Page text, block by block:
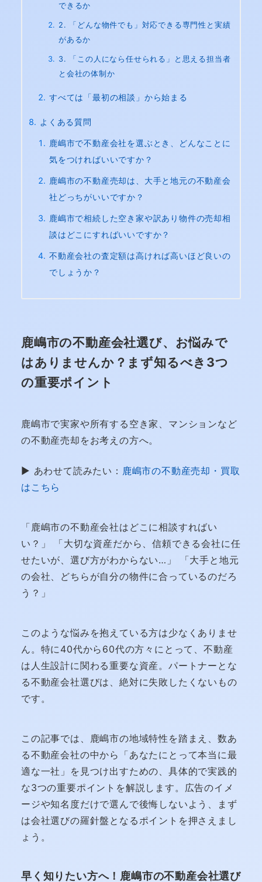
できるか
2. 「どんな物件でも」対応できる専門性と実績
があるか
3. 「この人になら任せられる」と思える担当者
と会社の体制か
すべては「最初の相談」から始まる
よくある質問
鹿嶋市で不動産会社を選ぶとき、どんなことに
気をつければいいですか？
鹿嶋市の不動産売却は、大手と地元の不動産会
社どっちがいいですか？
鹿嶋市で相続した空き家や訳あり物件の売却相
談はどこにすればいいですか？
不動産会社の査定額は高ければ高いほど良いの
でしょうか？
鹿嶋市の不動産会社選び、お悩みで
はありませんか？まず知るべき3つ
の重要ポイント
鹿嶋市で実家や所有する空き家、マンションなど
の不動産売却をお考えの方へ。
▶ あわせて読みたい： 鹿嶋市の不動産売却・買取
はこちら
「鹿嶋市の不動産会社はどこに相談すればい
い？」 「大切な資産だから、信頼できる会社に任
せたいが、選び方がわからない…」 「大手と地元
の会社、どちらが自分の物件に合っているのだろ
う？」
このような悩みを抱えている方は少なくありませ
ん。特に40代から60代の方々にとって、不動産
は人生設計に関わる重要な資産。パートナーとな
る不動産会社選びは、絶対に失敗したくないもの
です。
この記事では、鹿嶋市の地域特性を踏まえ、数あ
る不動産会社の中から「あなたにとって本当に最
適な一社」を見つけ出すための、具体的で実践的
な3つの重要ポイントを解説します。広告のイメ
ージや知名度だけで選んで後悔しないよう、まず
は会社選びの羅針盤となるポイントを押さえまし
ょう。
早く知りたい方へ！鹿嶋市の不動産会社選び